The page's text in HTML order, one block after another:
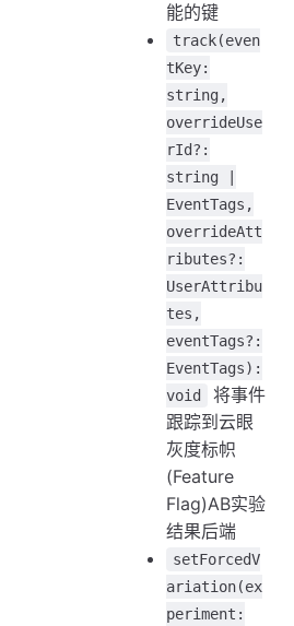
能的键
track(even
tKey:
string,
overrideUse
rId?:
string |
EventTags,
overrideAtt
ributes?:
UserAttribu
tes,
eventTags?:
EventTags):
void
将事件
跟踪到云眼
灰度标帜
(Feature
Flag)AB实验
结果后端
setForcedV
ariation(ex
periment: